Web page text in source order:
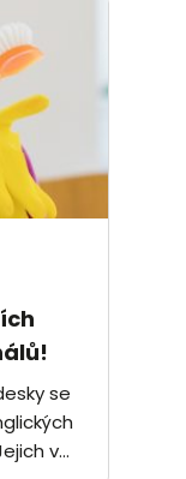
se
v...